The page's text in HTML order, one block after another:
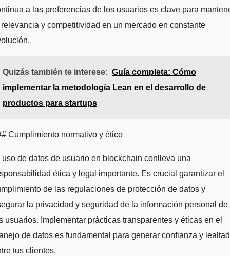
a las preferencias de los usuarios es clave para
y competitividad en un mercado en constante
Quizás también te interese: Guía completa: Cómo
implementar la metodología Lean en el desarrollo de
productos para startups
Cumplimiento normativo y ético
uso de datos de usuario en blockchain conlleva una
ética y legal importante. Es crucial garantizar el
de las regulaciones de protección de datos y
la privacidad y seguridad de la información personal de
usuarios. Implementar prácticas transparentes y éticas en el
de datos es fundamental para generar confianza y lealtad
tus clientes.